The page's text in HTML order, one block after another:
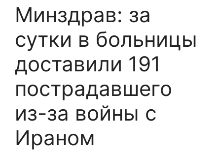
Минздрав: за
сутки в больницы
доставили 191
пострадавшего
из-за войны с
Ираном